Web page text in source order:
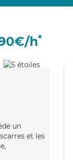
h*
un
et les